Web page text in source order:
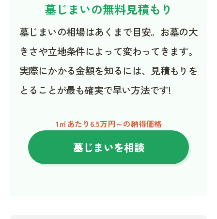
墓じまいの無料見積もり
墓じまいの相場はあくまで目安。お墓の大
きさや立地条件によって変わってきます。
実際にかかる金額を知るには、見積もりを
とることが最も確実で早い方法です!
1㎡あたり6.5万円～の納得価格
墓じまいを相談